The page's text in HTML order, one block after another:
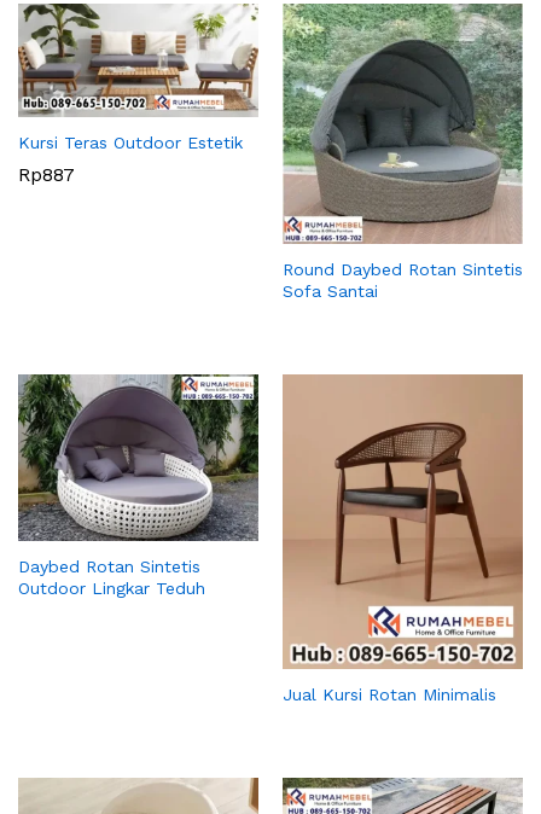
Kursi Teras Outdoor Estetik
Rp887
Round Daybed Rotan Sintetis
Sofa Santai
Daybed Rotan Sintetis
Outdoor Lingkar Teduh
Jual Kursi Rotan Minimalis